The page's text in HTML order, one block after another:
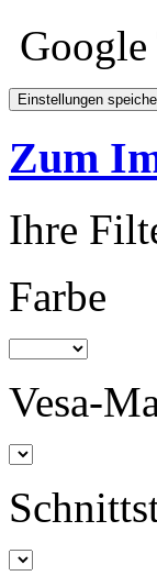
Google
Einstellungen
Zum
Ihre
Farbe
Vesa-